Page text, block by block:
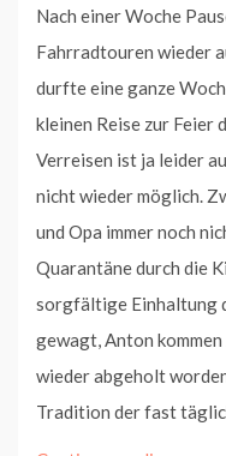
Nach einer Woche
Fahrradtouren wieder
durfte eine ganze
kleinen Reise zur Feier
Verreisen ist ja leider
nicht wieder möglich.
und Opa immer noch
Quarantäne durch die
sorgfältige Einhaltung
gewagt, Anton
wieder abgeholt
Tradition der fast